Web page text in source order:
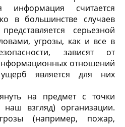
информация считается
в большинстве случаев
серьезной
угрозы, как и все в
зависят от
отношений
является для них
на предмет с точки
взгляд) организации.
(например, пожар,